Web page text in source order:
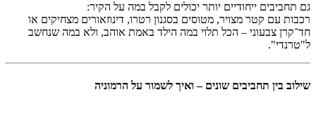
גם תחביבים ייחודיים יותר יכולים לקבל במה על הקיר:
רכבות עם קטר מצויר, מטוסים בסגנון רטרו, דינוזאורים מצחיקים או
חד־קרן צבעוני – הכל תלוי במה הילד באמת אוהב, ולא במה שנחשב
ל"טרנדי".
שילוב בין תחביבים שונים – ואיך לשמור על הרמוניה